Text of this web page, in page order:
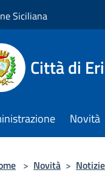
Siciliana
Città di
Novità
> Novità > Notizie